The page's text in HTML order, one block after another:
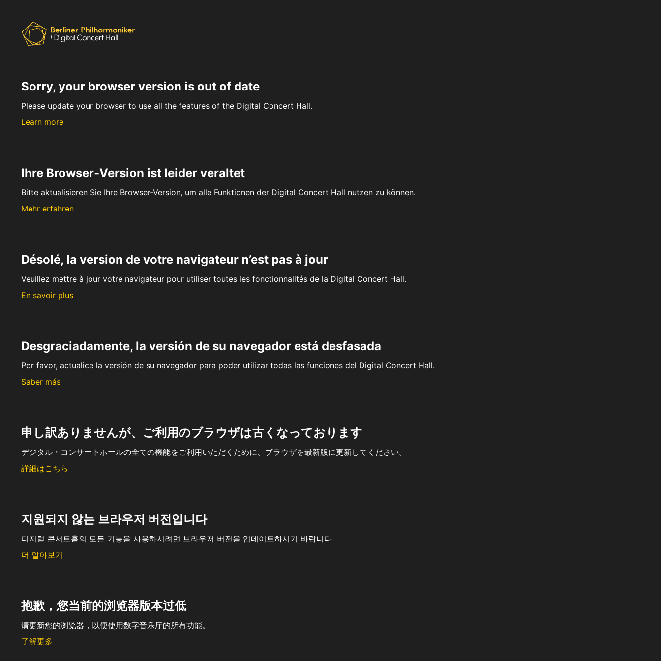
Sorry, your browser version is out of date
Please update your browser to use all the features of the Digital Concert Hall.
Learn more
Ihre Browser-Version ist leider veraltet
Bitte aktualisieren Sie Ihre Browser-Version, um alle Funktionen der Digital Concert Hall nutzen zu können.
Mehr erfahren
Désolé, la version de votre navigateur n’est pas à jour
Veuillez mettre à jour votre navigateur pour utiliser toutes les fonctionnalités de la Digital Concert Hall.
En savoir plus
Desgraciadamente, la versión de su navegador está desfasada
Por favor, actualice la versión de su navegador para poder utilizar todas las funciones del Digital Concert Hall.
Saber más
申し訳ありませんが、ご利用のブラウザは古くなっております
デジタル・コンサートホールの全ての機能をご利用いただくために、ブラウザを最新版に更新してください。
詳細はこちら
지원되지 않는 브라우저 버전입니다
디지털 콘서트홀의 모든 기능을 사용하시려면 브라우저 버전을 업데이트하시기 바랍니다.
더 알아보기
抱歉，您当前的浏览器版本过低
请更新您的浏览器，以便使用数字音乐厅的所有功能。
了解更多